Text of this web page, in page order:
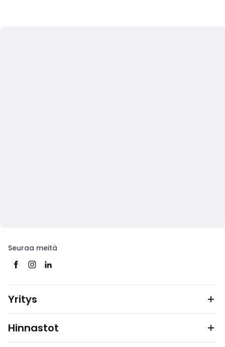
Seuraa meitä
Yritys
Hinnastot